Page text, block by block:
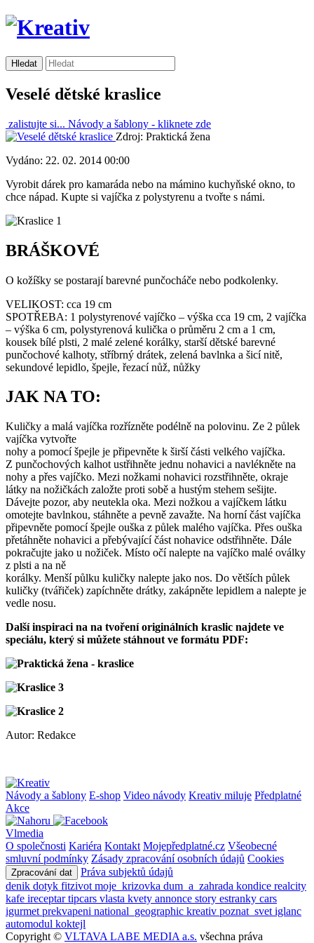
Veselé dětské kraslice
zalistujte si... Návody a šablony - kliknete zde
Zdroj: Praktická žena
Vydáno: 22. 02. 2014 00:00
Vyrobit dárek pro kamaráda nebo na mámino kuchyňské okno, to
chce nápad. Kupte si vajíčka z polystyrenu a tvořte s námi.
BRÁŠKOVÉ
O kožíšky se postarají barevné punčocháče nebo podkolenky.
VELIKOST: cca 19 cm
SPOTŘEBA: 1 polystyrenové vajíčko – výška cca 19 cm, 2 vajíčka
– výška 6 cm, polystyrenová kulička o průměru 2 cm a 1 cm,
kousek bílé plsti, 2 malé zelené korálky, starší dětské barevné
punčochové kalhoty, stříbrný drátek, zelená bavlnka a šicí nitě,
sekundové lepidlo, špejle, řezací nůž, nůžky
JAK NA TO:
Kuličky a malá vajíčka rozřízněte podélně na polovinu. Ze 2 půlek
vajíčka vytvořte
nohy a pomocí špejle je připevněte k širší části velkého vajíčka.
Z punčochových kalhot ustřihněte jednu nohavici a navlékněte na
nohy a přes vajíčko. Mezi nožkami nohavici rozstřihněte, okraje
látky na nožičkách založte proti sobě a hustým stehem sešijte.
Dávejte pozor, aby neutekla oka. Mezi nožkou a vajíčkem látku
omotejte bavlnkou, stáhněte a pevně zavažte. Na horní část vajíčka
připevněte pomocí špejle ouška z půlek malého vajíčka. Přes ouška
přetáhněte nohavici a přebývající část nohavice odstřihněte. Dále
pokračujte jako u nožiček. Místo očí nalepte na vajíčko malé oválky
z plsti a na ně
korálky. Menší půlku kuličky nalepte jako nos. Do větších půlek
kuličky (tvářiček) zapíchněte drátky, zakápněte lepidlem a nalepte je
vedle nosu.
Další inspiraci na na tvoření originálních kraslic najdete ve
speciálu, který si můžete stáhnout ve formátu PDF:
Autor: Redakce
Návody a šablony E-shop Video návody Kreativ miluje Předplatné
Akce
Vlmedia
O společnosti Kariéra Kontakt Mojepředplatné.cz Všeobecné
smluvní podmínky Zásady zpracování osobních údajů Cookies
Zpracování dat
Práva subjektů údajů
denik dotyk fitzivot moje_krizovka dum_a_zahrada kondice realcity
kafe ireceptartipcars vlasta kvety annonce story estranky cars
igurmet prekvapeni national_geographic kreativ poznat_svet iglanc
automodul koktejl
Copyright © VLTAVA LABE MEDIA a.s. všechna práva